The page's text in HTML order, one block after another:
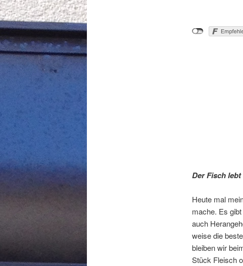
Der Fisch
Heute mal
mache. Es
auch
weise die
bleiben wir
Stück Fleisch